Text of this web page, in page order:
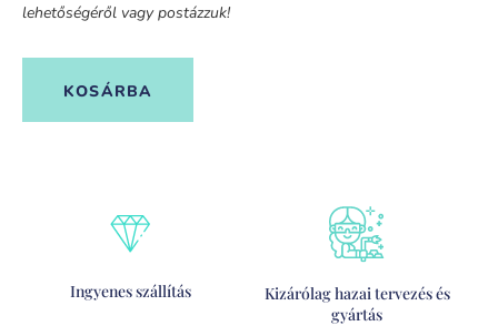
lehetőségéről vagy postázzuk!
KOSÁRBA
Ingyenes szállítás
Kizárólag hazai tervezés és
gyártás